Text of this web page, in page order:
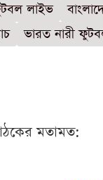
লাইভ
ভারত নারী
মতামত: